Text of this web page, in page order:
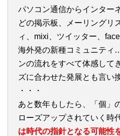
パソコン通信からインター
どの掲示板、メーリングリ
ィ、mixi、ツイッター、
海外発の新種コミュニテ
ンの流れをすべて体感して
ズに合わせた発展とも言い
・・・
あと数年もしたら、「個」
ローズアップされていく時
は時代の指針となる可能性